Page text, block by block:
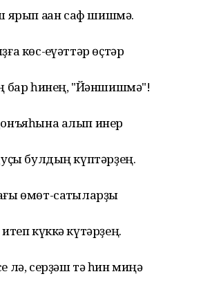
ярып аҡҡан саф шишмә.
көс-ҡеүәттәр өҫтәр
бар һинең, "Йәншишмә"!
алып инер
булдың күптәрҙең.
өмөт-сатҡыларҙы
күккә күтәрҙең.
лә, серҙәш тә һин миңә